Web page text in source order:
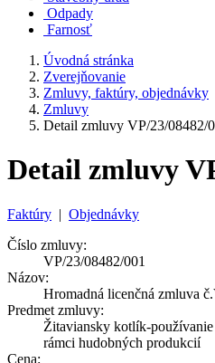
Odpady
Farnosť
Úvodná stránka
Zverejňovanie
Zmluvy, faktúry, objednávky
Zmluvy
Detail zmluvy VP/23/08482/
Detail zmluvy
Faktúry | Objednávky
Číslo zmluvy:
VP/23/08482/001
Názov:
Hromadná licenčná zmluva
Predmet zmluvy:
Žitaviansky kotlík-
rámci hudobných produkcií
Cena: